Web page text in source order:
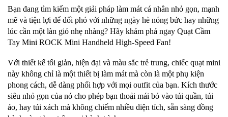
Bạn đang tìm kiếm một giải pháp làm mát cá nhân nhỏ gọn, mạnh
mẽ và tiện lợi để đối phó với những ngày hè nóng bức hay những
lúc cần một làn gió nhẹ nhàng? Hãy khám phá ngay Quạt Cầm
Tay Mini ROCK Mini Handheld High-Speed Fan!
Với thiết kế tối giản, hiện đại và màu sắc trẻ trung, chiếc quạt mini
này không chỉ là một thiết bị làm mát mà còn là một phụ kiện
phong cách, dễ dàng phối hợp với mọi outfit của bạn. Kích thước
siêu nhỏ gọn của nó cho phép bạn thoải mái bỏ vào túi quần, túi
áo, hay túi xách mà không chiếm nhiều diện tích, sẵn sàng đồng